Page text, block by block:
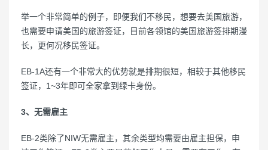
举一个非常简单的例子，即便我们不移民，想要去美国旅游，
也需要申请美国的旅游签证，目前各领馆的美国旅游签排期漫
长，更何况移民签证。
EB-1A还有一个非常大的优势就是排期很短，相较于其他移民
签证，1~3年即可全家拿到绿卡身份。
3、无需雇主
EB-2类除了NIW无需雇主，其余类型均需要由雇主担保，申